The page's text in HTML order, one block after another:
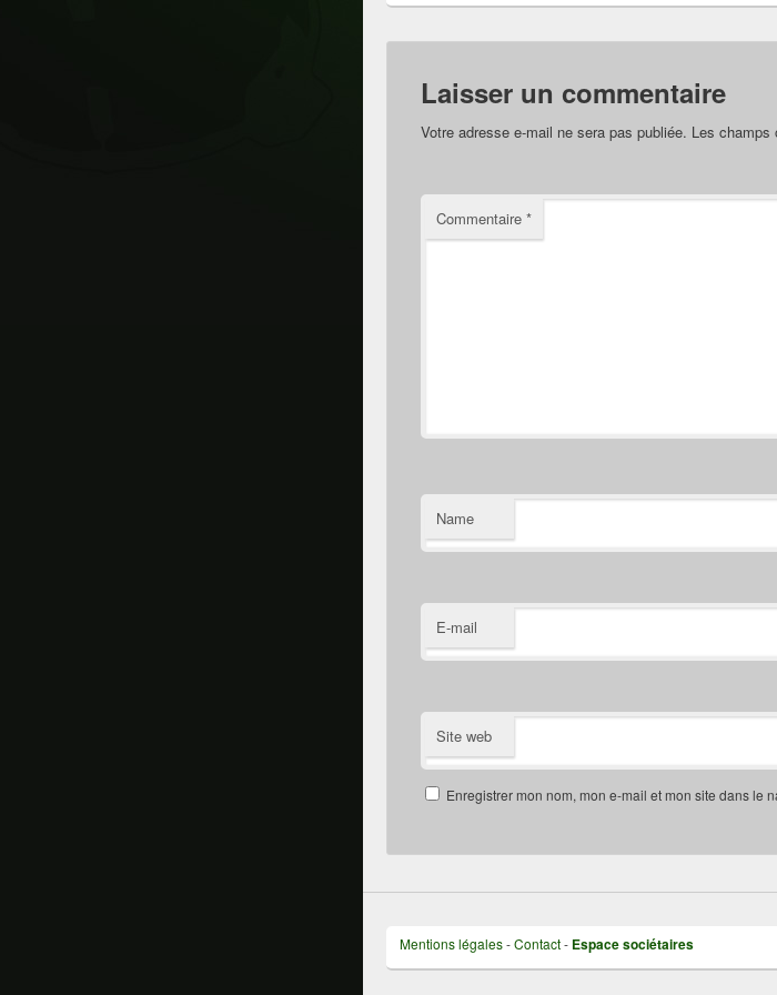
Laisser un commentaire
Votre adresse e-mail ne sera pas publiée. Les champs
Commentaire *
Name
E-mail
Site web
Enregistrer mon nom, mon e-mail et mon site dans le
Mentions légales-Contact- Espace sociétaires